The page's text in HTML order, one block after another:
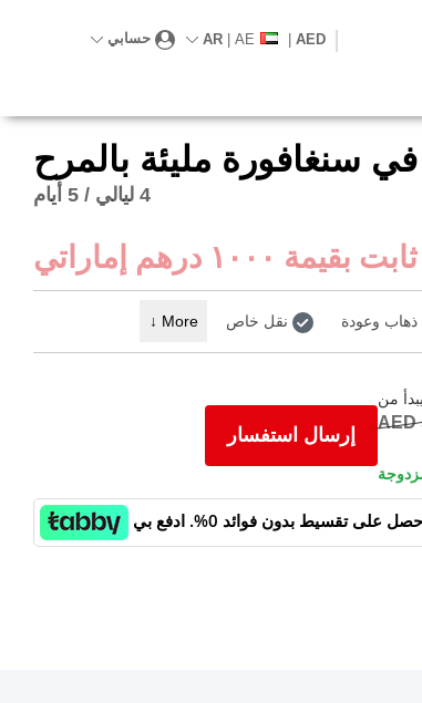
AR | AE | AED حسابي
سنغافورة مليئة بالمرح
4 ليالي / 5 أيام
١٠٠٠ درهم إماراتي
ذهاب وعودة نقل خاص More
↓
يبدأ من
AED
إرسال استفسار
على تقسيط بدون فوائد 0%. ادفع بي